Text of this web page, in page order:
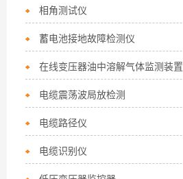
相角测试仪
蓄电池接地故障检测仪
在线变压器油中溶解气体监测装置
电缆震荡波局放检测
电缆路径仪
电缆识别仪